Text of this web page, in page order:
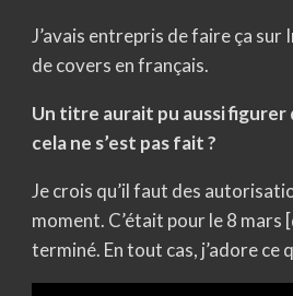
J’avais entrepris de faire ça
de covers en français.
Un titre aurait pu aussi figurer
cela ne s’est pas fait ?
Je crois qu’il faut des
moment. C’était pour le 8
terminé. En tout cas, j’adore ce